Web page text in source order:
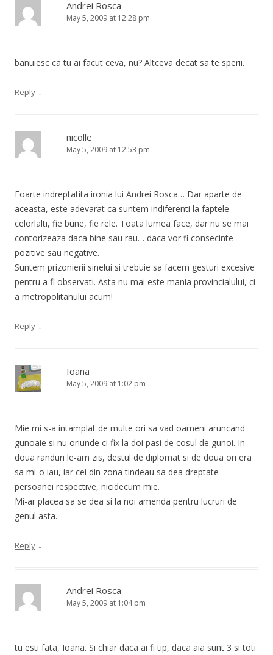
Andrei Rosca
May 5, 2009 at 12:28 pm
banuiesc ca tu ai facut ceva, nu? Altceva decat sa te sperii.
Reply ↓
nicolle
May 5, 2009 at 12:53 pm
Foarte indreptatita ironia lui Andrei Rosca… Dar aparte de
aceasta, este adevarat ca suntem indiferenti la faptele
celorlalti, fie bune, fie rele. Toata lumea face, dar nu se mai
contorizeaza daca bine sau rau… daca vor fi consecinte
pozitive sau negative.
Suntem prizonierii sinelui si trebuie sa facem gesturi excesive
pentru a fi observati. Asta nu mai este mania provincialului, ci
a metropolitanului acum!
Reply ↓
Ioana
May 5, 2009 at 1:02 pm
Mie mi s-a intamplat de multe ori sa vad oameni aruncand
gunoaie si nu oriunde ci fix la doi pasi de cosul de gunoi. In
doua randuri le-am zis, destul de diplomat si de doua ori era
sa mi-o iau, iar cei din zona tindeau sa dea dreptate
persoanei respective, nicidecum mie.
Mi-ar placea sa se dea si la noi amenda pentru lucruri de
genul asta.
Reply ↓
Andrei Rosca
May 5, 2009 at 1:04 pm
tu esti fata, Ioana. Si chiar daca ai fi tip, daca aia sunt 3 si toti